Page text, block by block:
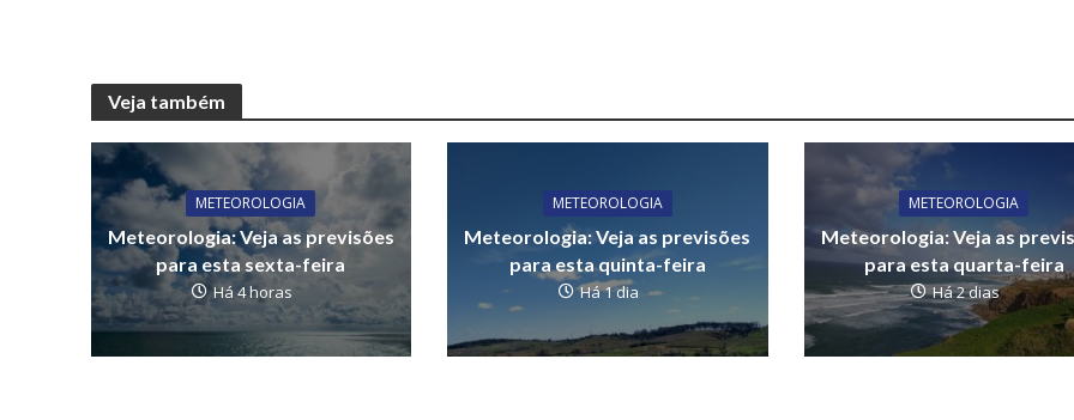
Veja também
METEOROLOGIA
Meteorologia: Veja as previsões
para esta sexta-feira
Há 4 horas
METEOROLOGIA
Meteorologia: Veja as previsões
para esta quinta-feira
Há 1 dia
METEOROLOGIA
Meteorologia: Veja as
para esta quarta-feira
Há 2 dias